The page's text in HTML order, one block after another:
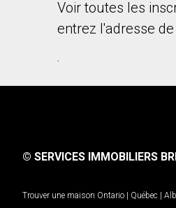
Voir toutes les
entrez l'adresse
.
© SERVICES IMMOBILIERS
Trouver une maison Ontario | Québec |